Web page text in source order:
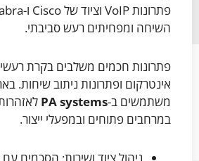
השיחה ומפחיתים רעש סביבתי.
פתרונות חכמים משלבים בקרת
אינטרקום ופתרונות ניתוב שיחות.
משתמשים ב-PA systems
במרחבים פתוחים ובמפעלי ייצור.
ניהול ציוד ושירות: הסכמים